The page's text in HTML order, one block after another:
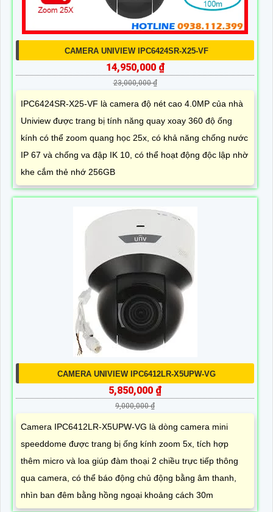
CAMERA UNIVIEW IPC6424SR-X25-VF
14,950,000 ₫
23,000,000 ₫
IPC6424SR-X25-VF là camera độ nét cao 4.0MP của nhà
Uniview được trang bị tính năng quay xoay 360 độ ống
kính có thể zoom quang học 25x, có khả năng chống nước
IP 67 và chống va đập IK 10, có thể hoạt động độc lập nhờ
khe cắm thẻ nhớ 256GB
CAMERA UNIVIEW IPC6412LR-X5UPW-VG
5,850,000 ₫
9,000,000 ₫
Camera IPC6412LR-X5UPW-VG là dòng camera mini
speeddome được trang bị ống kính zoom 5x, tích hợp
thêm micro và loa giúp đàm thoại 2 chiều trực tiếp thông
qua camera, có thể báo động chủ động bằng âm thanh,
nhìn ban đêm bằng hồng ngoại khoảng cách 30m